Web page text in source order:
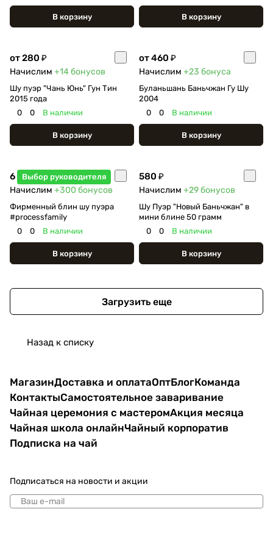
В корзину В корзину
от 280 ₽
Начислим +14бонусов
Шу пуэр "Чань Юнь" Гун Тин
2015 года
0
0 В наличии
В корзину
от 460 ₽
Начислим +23 бонуса
Буланьшань Баньчжан Гу Шу
2004
0
0 В наличии
В корзину
Выбор руководителя
6 000 ₽
Начислим +300 бонусов
Фирменный блин шу пуэра
#processfamily
0
0 В наличии
В корзину
580 ₽
Начислим +29бонусов
Шу Пуэр "Новый Баньчжан" в
мини блине 50 грамм
0
0 В наличии
В корзину
Загрузить еще
Назад к списку
МагазинДоставка и оплатаОптБлогКоманда
КонтактыСамостоятельное заваривание
Чайная церемония с мастеромАкция месяца
Чайная школа онлайнЧайный корпоратив
Подписка на чай
Подписаться на новости и акции